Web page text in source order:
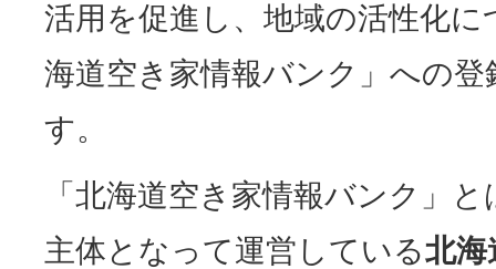
活用を促進し、地域の活性化
海道空き家情報バンク」への
す。
「北海道空き家情報バンク」
主体となって運営している北海